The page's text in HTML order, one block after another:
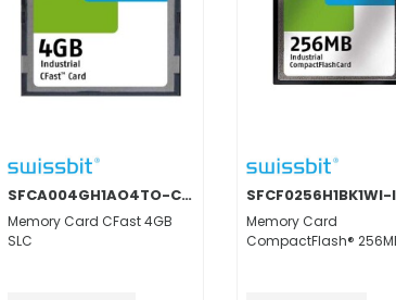
SFCA004GH1AO4TO-C-DA-226-STD
Memory Card CFast 4GB
SLC
Memory Card
CompactFlash®